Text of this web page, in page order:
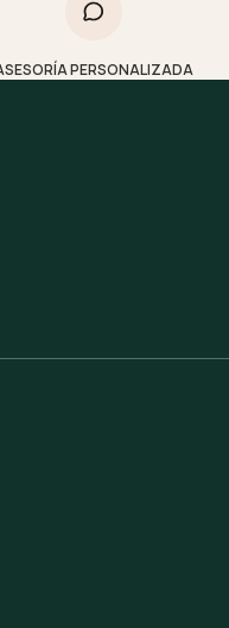
PERSONALIZADA